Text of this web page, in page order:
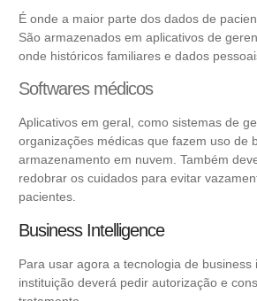
É onde a maior parte dos dados de
São armazenados em aplicativos de
onde históricos familiares e dados
Softwares médicos
Aplicativos em geral, como sistemas de
organizações médicas que fazem uso de
armazenamento em nuvem. Também
redobrar os cuidados para evitar
pacientes.
Business Intelligence
Para usar agora a tecnologia de business
instituição deverá pedir autorização e